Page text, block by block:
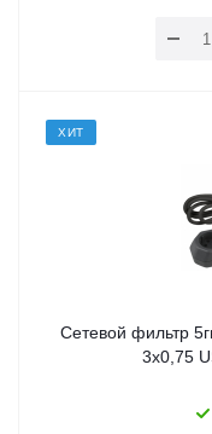
ХИТ
Сетевой фильтр
3x0,75